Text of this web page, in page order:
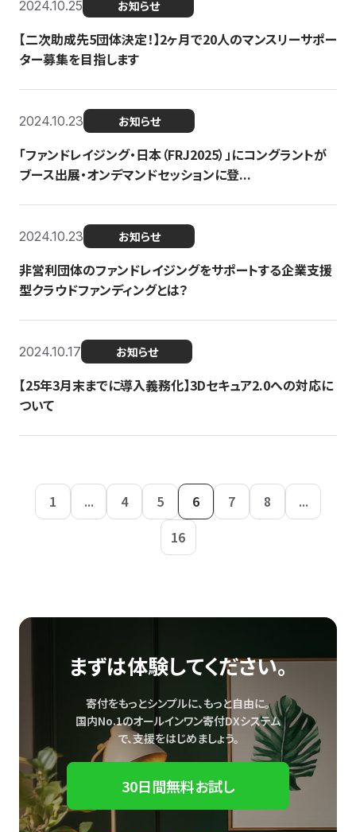
2024.10.25 お知らせ
【二次助成先5団体決定！】2ヶ月で20人のマンスリーサポー
ター募集を目指します
2024.10.23 お知らせ
「ファンドレイジング・日本（FRJ2025）」にコングラントが
ブース出展・オンデマンドセッションに登...
2024.10.23 お知らせ
非営利団体のファンドレイジングをサポートする企業支援
型クラウドファンディングとは？
2024.10.17 お知らせ
【25年3月末までに導入義務化】3Dセキュア2.0への対応に
ついて
1 ... 4 5 6 7 8
...
16
まずは体験してください。
寄付をもっとシンプルに、もっと自由に。
国内No.1のオールインワン寄付DXシステム
で、支援をはじめましょう。
30日間無料お試し